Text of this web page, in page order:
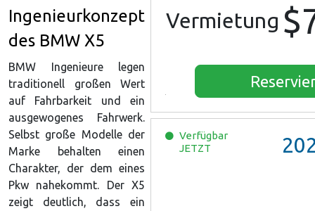
Vermietung
Verfügbar
JETZT
Ingenieurkonzept
des BMW X5
BMW Ingenieure legen
traditionell großen Wert
auf Fahrbarkeit und ein
ausgewogenes Fahrwerk.
Selbst große Modelle der
Marke behalten einen
Charakter, der dem eines
Pkw nahekommt. Der X5
zeigt deutlich, dass ein